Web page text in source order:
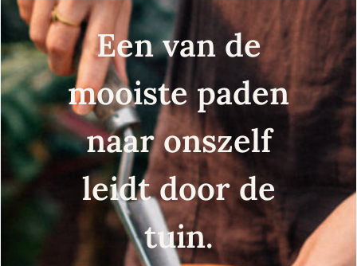
Een van de
mooiste paden
naar onszelf
leidt door de
tuin.